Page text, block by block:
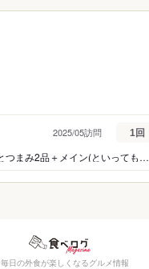
ほろ酔いセットが強い。 今日日せんべろなんて難しい中、クラフトビールで1,400円でビールとつまみ2品＋メイン(といっても控えめなのでちょい飲み向き)は良心的。 ビールも単品で600-1100円くらいのレンジなのでこれもまたクラフトビール店としては安め。 提供も早いのは嬉しい。 量は一杯300ml程度なので、調整しながら飲めます。 2杯目以降はチェイサーもくれるのは嬉しい。 フード系はそれなりでしたがソーセージは他の席の見てる限り良さそう？ 飲みメインや0次会、2次会で利用すると良さそうに感じましたが意外とファミリー層も多いので、用途に応じて幅広く利用出来そうでした。
2025/05訪問 1回
毎日の外食が楽しくなるグルメ情報